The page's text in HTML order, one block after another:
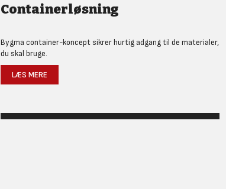
Containerløsning
Bygma container-koncept sikrer hurtig adgang til de materialer,
du skal bruge.
LÆS MERE